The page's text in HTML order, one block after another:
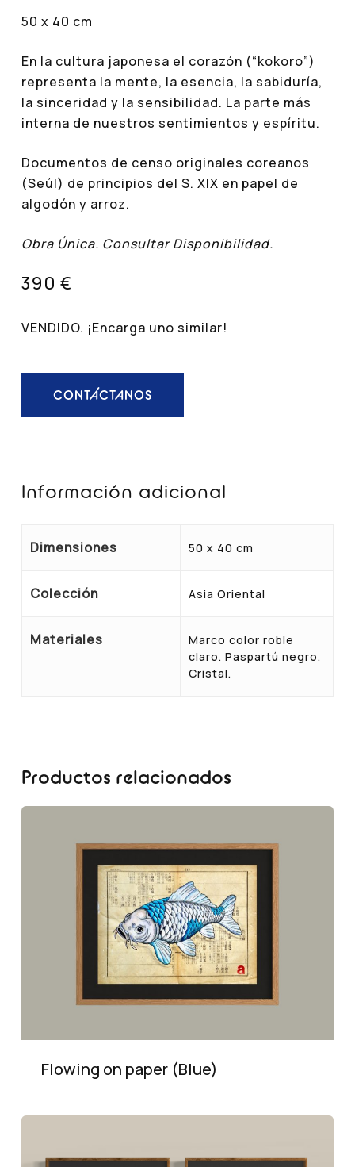
50 x 40 cm
En la cultura japonesa el corazón (“kokoro”)
representa la mente, la esencia, la sabiduría,
la sinceridad y la sensibilidad. La parte más
interna de nuestros sentimientos y espíritu.
Documentos de censo originales coreanos
(Seúl) de principios del S. XIX en papel de
algodón y arroz.
Obra Única. Consultar Disponibilidad.
390 €
VENDIDO. ¡Encarga uno similar!
CONTÁCTANOS
Información adicional
Dimensiones 50 x 40 cm
Colección Asia Oriental
Materiales
Marco color roble
claro. Paspartú negro.
Cristal.
Productos relacionados
Flowing on paper (Blue)